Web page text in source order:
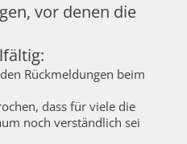
vor denen die
Rückmeldungen beim
dass für viele die
noch verständlich sei